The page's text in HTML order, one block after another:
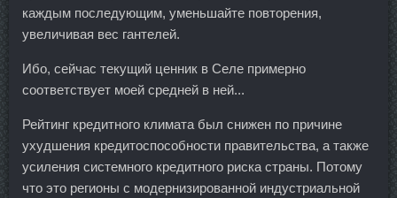
каждым последующим, уменьшайте повторения,
увеличивая вес гантелей.
Ибо, сейчас текущий ценник в Селе примерно
соответствует моей средней в ней...
Рейтинг кредитного климата был снижен по причине
ухудшения кредитоспособности правительства, а также
усиления системного кредитного риска страны. Потому
что это регионы с модернизированной индустриальной